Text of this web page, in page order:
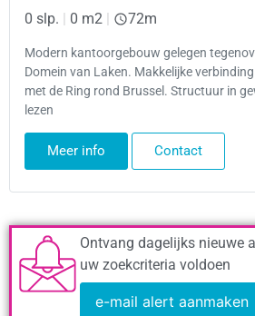
0 slp. 0 m2 72m
Modern kantoorgebouw gelegen
Domein van Laken. Makkelijke
met de Ring rond Brussel. Structuur in
lezen
Meer info Contact
Ontvang dagelijks nieuwe
uw zoekcriteria voldoen
e-mail alert aanmaken